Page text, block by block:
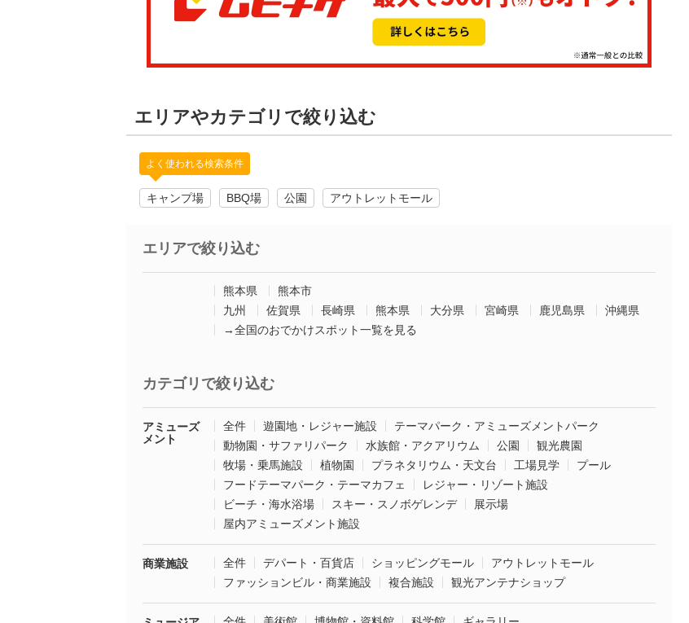
エリアやカテゴリで絞り込む
よく使われる検索条件
キャンプ場 BBQ場 公園 アウトレットモール
エリアで絞り込む
熊本県
熊本市
九州
佐賀県 長崎県 熊本県 大分県 宮崎県 鹿児島県
沖縄県
→全国のおでかけスポット一覧を見る
カテゴリで絞り込む
アミューズ
メント
全件 遊園地・レジャー施設
テーマパーク・アミューズメントパーク
動物園・サファリパーク
水族館・アクアリウム 公園
観光農園
牧場・乗馬施設
植物園 プラネタリウム・天文台 工場見学
プール
フードテーマパーク・テーマカフェ
レジャー・リゾート施設
ビーチ・海水浴場
スキー・スノボゲレンデ
展示場
屋内アミューズメント施設
商業施設 全件 デパート・百貨店 ショッピングモール
アウトレットモール
ファッションビル・商業施設
複合施設 観光アンテナショップ